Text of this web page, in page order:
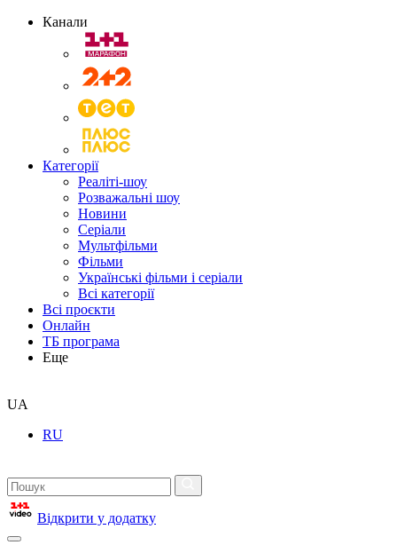
Канали
Категорії
Реаліті-шоу
Розважальні шоу
Новини
Серіали
Мультфільми
Фільми
Українські фільми і серіали
Всі категорії
Всі проєкти
Онлайн
ТБ програма
Еще
UA
RU
Відкрити у додатку